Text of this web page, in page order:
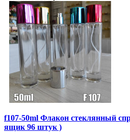
f107-50ml Флакон стеклянный
ящик 96 штук )